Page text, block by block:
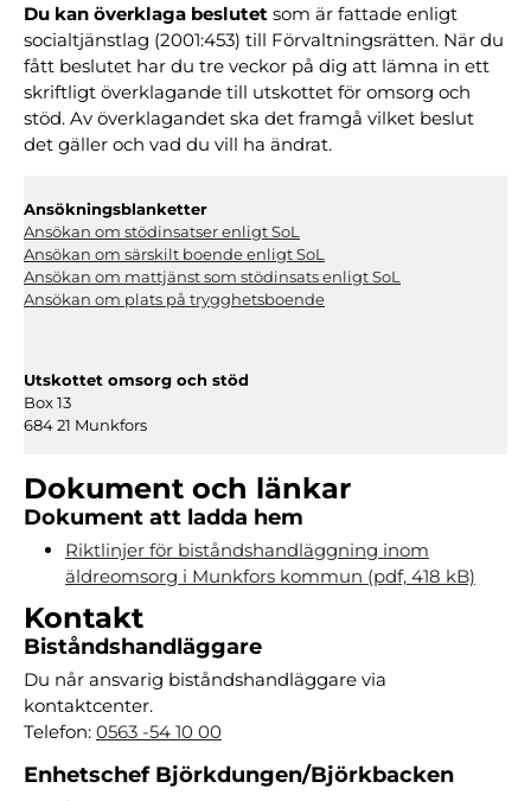
Du kan överklaga beslutet som är fattade enligt
socialtjänstlag (2001:453) till Förvaltningsrätten. När du
fått beslutet har du tre veckor på dig att lämna in ett
skriftligt överklagande till utskottet för omsorg och
stöd. Av överklagandet ska det framgå vilket beslut
det gäller och vad du vill ha ändrat.
Ansökningsblanketter
Ansökan om stödinsatser enligt SoL
Ansökan om särskilt boende enligt SoL
Ansökan om mattjänst som stödinsats enligt SoL
Ansökan om plats på trygghetsboende
Utskottet omsorg och stöd
Box 13
684 21 Munkfors
Dokument och länkar
Dokument att ladda hem
Riktlinjer för biståndshandläggning inom
äldreomsorg i Munkfors kommun (pdf, 418 kB)
Kontakt
Biståndshandläggare
Du når ansvarig biståndshandläggare via
kontaktcenter.
Telefon: 0563 -54 10 00
Enhetschef Björkdungen/Björkbacken